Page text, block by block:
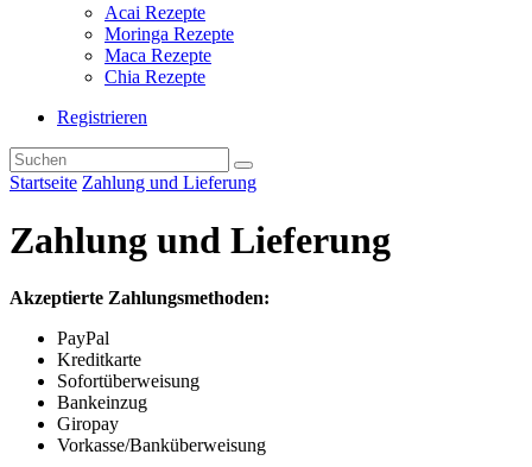
Acai Rezepte
Moringa Rezepte
Maca Rezepte
Chia Rezepte
Registrieren
Startseite Zahlung und Lieferung
Zahlung und Lieferung
Akzeptierte Zahlungsmethoden:
PayPal
Kreditkarte
Sofortüberweisung
Bankeinzug
Giropay
Vorkasse/Banküberweisung